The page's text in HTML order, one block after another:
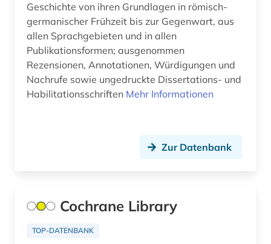
bauen (1)
bauen im bestand (1)
bauforschung (2)
bauingenieurwesen (2)
bauschaden (2)
Geschichte von ihren Grundlagen in römisch-
germanischer Frühzeit bis zur Gegenwart, aus
allen Sprachgebieten und in allen
Publikationsformen; ausgenommen
Rezensionen, Annotationen, Würdigungen und
Nachrufe sowie ungedruckte Dissertations- und
Habilitationsschriften Mehr Informationen
Zur Datenbank
Cochrane Library
TOP-DATENBANK